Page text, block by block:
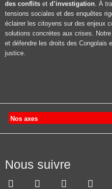
des conflits et d’investigation. À
tensions sociales et des enquêtes
éclairer les citoyens sur des enjeux
solutions concrètes aux crises.
et défendre les droits des Congolais
justice.
Nos axes
Nous suivre